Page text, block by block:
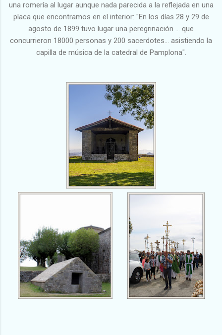
una romería al lugar aunque nada parecida a la reflejada en una
placa que encontramos en el interior: "En los días 28 y 29 de
agosto de 1899 tuvo lugar una peregrinación … que
concurrieron 18000 personas y 200 sacerdotes... asistiendo la
capilla de música de la catedral de Pamplona".